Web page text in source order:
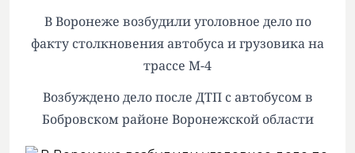
В Воронеже возбудили уголовное дело по
факту столкновения автобуса и грузовика на
трассе М-4
Возбуждено дело после ДТП с автобусом в
Бобровском районе Воронежской области